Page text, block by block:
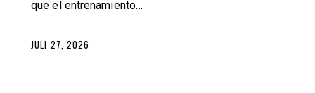
que el entrenamiento…
JULI 27, 2026